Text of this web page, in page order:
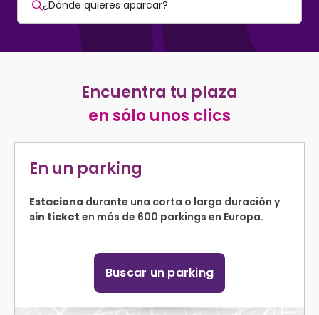
Encuentra tu plaza
en sólo unos clics
En un parking
Estaciona durante una corta o larga duración y
sin ticket en más de 600 parkings en Europa.
Buscar un parking